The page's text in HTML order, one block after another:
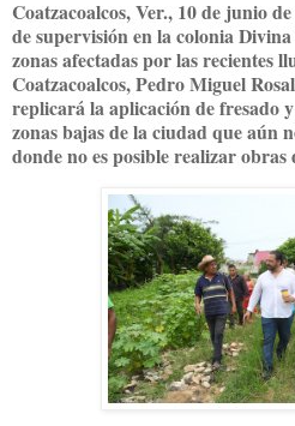
Coatzacoalcos, Ver., 10 de junio
de supervisión en la colonia
zonas afectadas por las recientes
Coatzacoalcos, Pedro Miguel
replicará la aplicación de fresado
zonas bajas de la ciudad que aún
donde no es posible realizar